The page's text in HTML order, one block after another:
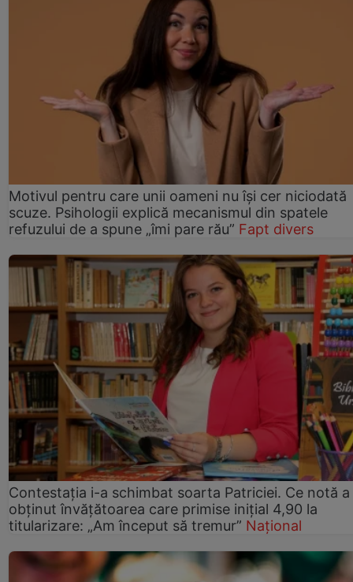
Motivul pentru care unii oameni nu își cer niciodată
scuze. Psihologii explică mecanismul din spatele
refuzului de a spune „îmi pare rău” Fapt divers
Contestația i-a schimbat soarta Patriciei. Ce notă a
obținut învățătoarea care primise inițial 4,90 la
titularizare: „Am început să tremur” Național